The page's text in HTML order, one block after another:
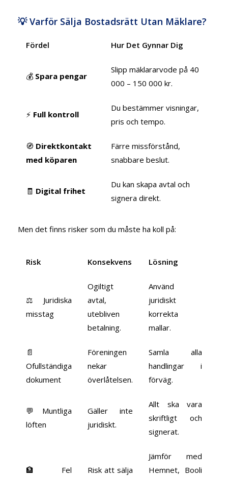
💡 Varför Sälja Bostadsrätt Utan Mäklare?
Fördel Hur Det Gynnar Dig
💰 Spara pengar
Slipp mäklararvode på 40
000 – 150 000 kr.
⚡ Full kontroll
Du bestämmer visningar,
pris och tempo.
🧭 Direktkontakt
med köparen
Färre missförstånd,
snabbare beslut.
🧾 Digital frihet
Du kan skapa avtal och
signera direkt.
Men det finns risker som du måste ha koll på:
Risk Konsekvens Lösning
⚖️ Juridiska
misstag
Ogiltigt
avtal,
utebliven
betalning.
Använd
juridiskt
korrekta
mallar.
📄
Ofullständiga
dokument
Föreningen
nekar
överlåtelsen.
Samla alla
handlingar i
förväg.
💬 Muntliga
löften
Gäller inte
juridiskt.
Allt ska vara
skriftligt och
signerat.
🏦 Fel
Risk att sälja
Jämför med
Hemnet, Booli